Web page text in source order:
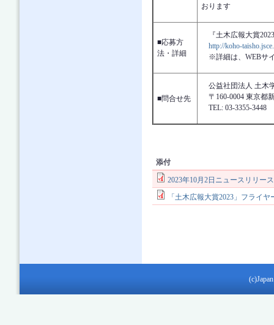
お
■応募方
法・詳細
『土木広報大賞
http://koho-
※詳細は、WEBサ
■問合せ先
公益社団法人 土木
〒160-0004 東京都
TEL: 03-3355-3448
添付
2023年10月2日ニュースリリース
「土木広報大賞2023」フライヤ